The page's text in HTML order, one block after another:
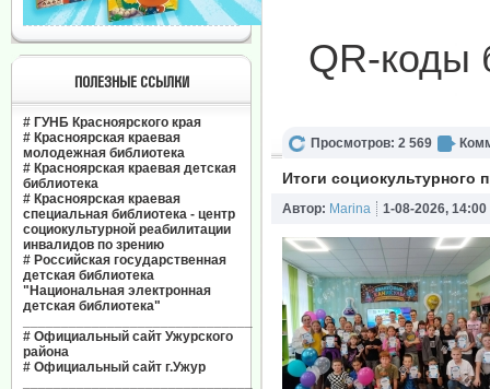
ПОЛЕЗНЫЕ ССЫЛКИ
# ГУНБ Красноярского края
# Красноярская краевая
молодежная библиотека
# Красноярская краевая детская
библиотека
# Красноярская краевая
специальная библиотека - центр
социокультурной реабилитации
инвалидов по зрению
# Российская государственная
детская библиотека
"Национальная электронная
детская библиотека"
# Официальный сайт Ужурского
района
# Официальный сайт г.Ужур
QR-коды
Просмотров: 2 569
Итоги социокультурного
Автор: Marina 1-08-2026, 14:00